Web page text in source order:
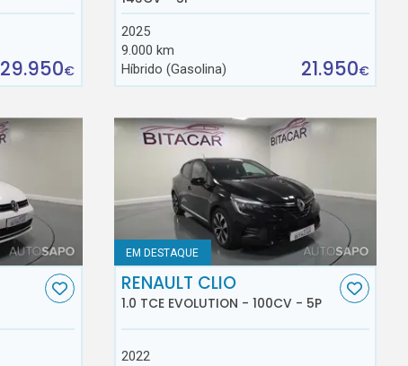
29.950€
2025
9.000 km
Híbrido (Gasolina)
21.950€
EM DESTAQUE
RENAULT CLIO
1.0 TCE EVOLUTION - 100CV - 5P
2022